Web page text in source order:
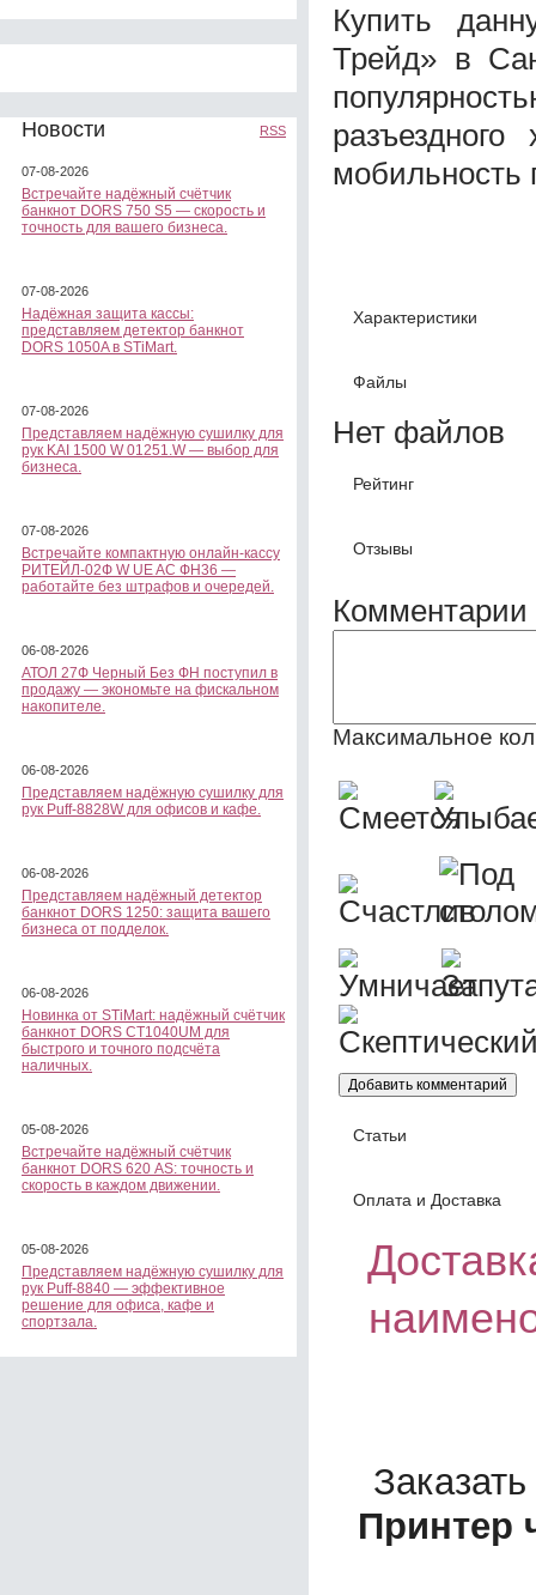
Новости RSS
07-08-2026
Встречайте надёжный счётчик
банкнот DORS 750 S5 — скорость и
точность для вашего бизнеса.
07-08-2026
Надёжная защита кассы:
представляем детектор банкнот
DORS 1050A в STiMart.
07-08-2026
Представляем надёжную сушилку для
рук KAI 1500 W 01251.W — выбор для
бизнеса.
07-08-2026
Встречайте компактную онлайн-кассу
РИТЕЙЛ-02Ф W UE AC ФН36 —
работайте без штрафов и очередей.
06-08-2026
АТОЛ 27Ф Черный Без ФН поступил в
продажу — экономьте на фискальном
накопителе.
06-08-2026
Представляем надёжную сушилку для
рук Puff-8828W для офисов и кафе.
06-08-2026
Представляем надёжный детектор
банкнот DORS 1250: защита вашего
бизнеса от подделок.
06-08-2026
Новинка от STiMart: надёжный счётчик
банкнот DORS CT1040UM для
быстрого и точного подсчёта
наличных.
05-08-2026
Встречайте надёжный счётчик
банкнот DORS 620 АS: точность и
скорость в каждом движении.
05-08-2026
Представляем надёжную сушилку для
рук Puff-8840 — эффективное
решение для офиса, кафе и
спортзала.
Купить
Трейд» в
мобильность
Характеристики
Файлы
Нет файлов
Рейтинг
Отзывы
Комментарии
Максимальное
Статьи
Оплата и Доставка
Принтер